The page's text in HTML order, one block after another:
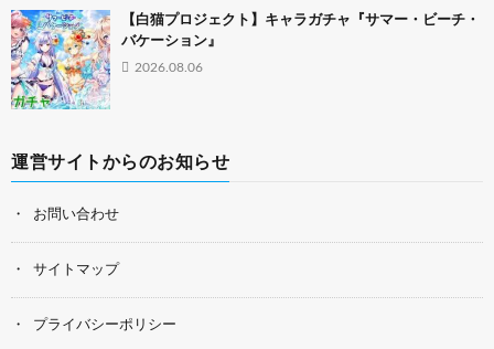
【白猫プロジェクト】キャラガチャ『サマー・ビーチ・
バケーション』
2026.08.06
運営サイトからのお知らせ
お問い合わせ
サイトマップ
プライバシーポリシー